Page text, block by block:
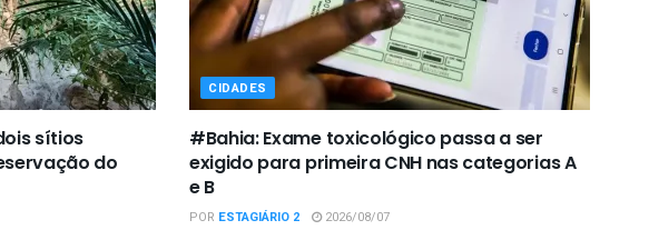
sítios
do
CIDADES
#Bahia: Exame toxicológico passa a ser
exigido para primeira CNH nas categorias A
e B
POR ESTAGIÁRIO 2 2026/08/07